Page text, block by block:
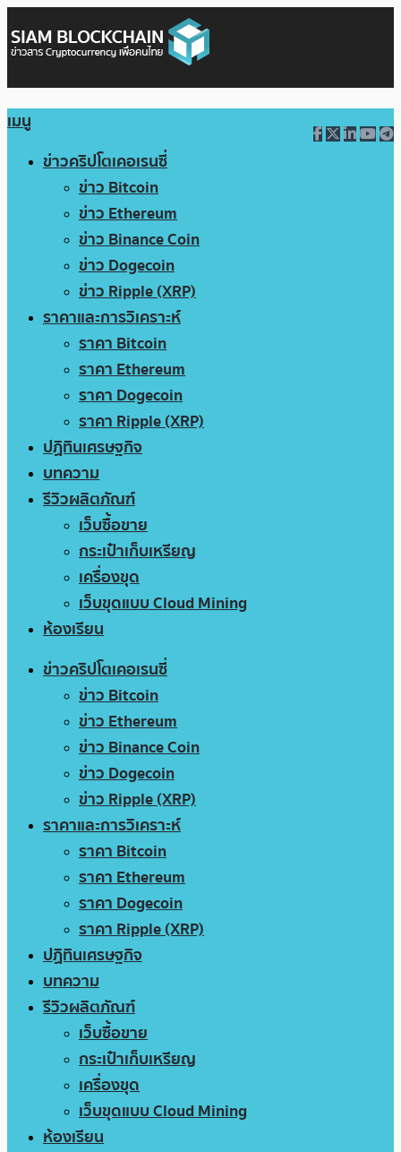
เมนู
ข่าวคริปโตเคอเรนซี่
ข่าว Bitcoin
ข่าว Ethereum
ข่าว Binance Coin
ข่าว Dogecoin
ข่าว Ripple (XRP)
ราคาและการวิเคราะห์
ราคา Bitcoin
ราคา Ethereum
ราคา Dogecoin
ราคา Ripple (XRP)
ปฏิทินเศรษฐกิจ
บทความ
รีวิวผลิตภัณฑ์
เว็บซื้อขาย
กระเป๋าเก็บเหรียญ
เครื่องขุด
เว็บขุดแบบ Cloud Mining
ห้องเรียน
ข่าวคริปโตเคอเรนซี่
ข่าว Bitcoin
ข่าว Ethereum
ข่าว Binance Coin
ข่าว Dogecoin
ข่าว Ripple (XRP)
ราคาและการวิเคราะห์
ราคา Bitcoin
ราคา Ethereum
ราคา Dogecoin
ราคา Ripple (XRP)
ปฏิทินเศรษฐกิจ
บทความ
รีวิวผลิตภัณฑ์
เว็บซื้อขาย
กระเป๋าเก็บเหรียญ
เครื่องขุด
เว็บขุดแบบ Cloud Mining
ห้องเรียน